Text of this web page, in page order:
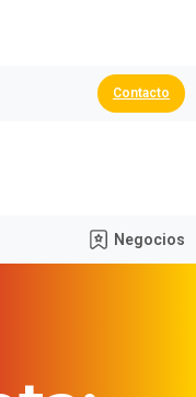
Contacto
Negocios